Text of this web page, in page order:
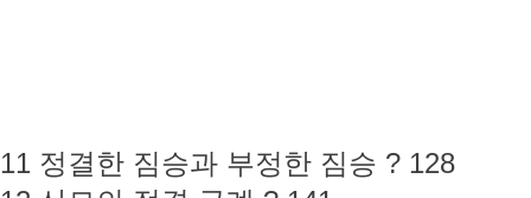
11 정결한 짐승과 부정한 짐승 ? 128